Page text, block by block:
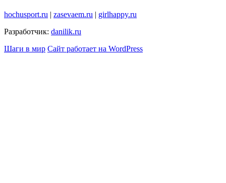
hochusport.ru | zasevaem.ru | girlhappy.ru
Разработчик: danilik.ru
Шаги в мир Сайт работает на WordPress